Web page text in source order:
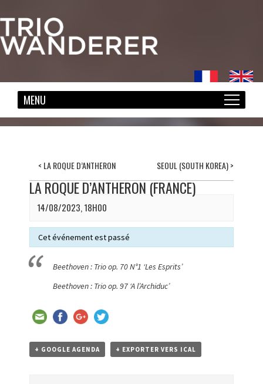
< LA ROQUE D’ANTHERON SEOUL (SOUTH KOREA)>
LA ROQUE D’ANTHERON (FRANCE)
14/08/2023, 18H00
Cet événement est passé
Beethoven : Trio op. 70 N°1 ‘Les Esprits’
Beethoven : Trio op. 97 ‘A l’Archiduc’
+ GOOGLE AGENDA + EXPORTER VERS ICAL